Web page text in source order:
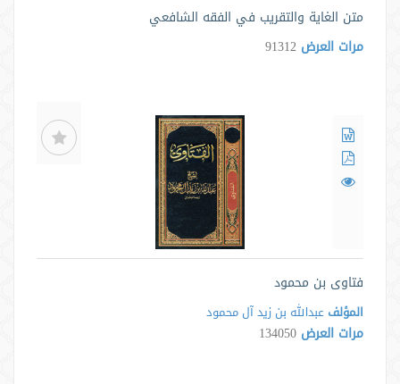
متن الغاية والتقريب في الفقه الشافعي
مرات العرض 91312
فتاوى بن محمود
المؤلف عبدالله بن زيد آل محمود
مرات العرض 134050